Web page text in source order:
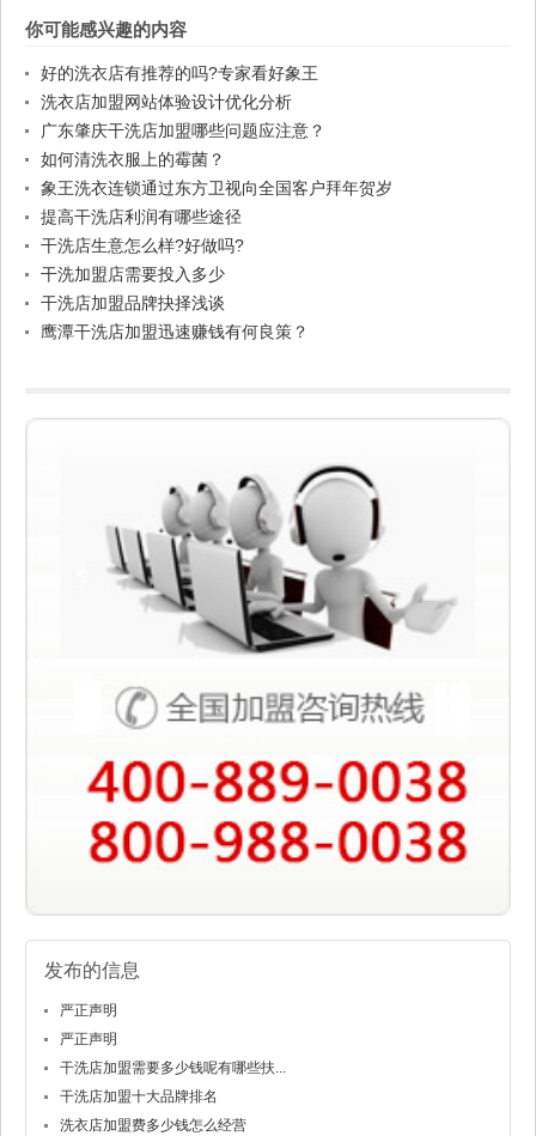
你可能感兴趣的内容
好的洗衣店有推荐的吗?专家看好象王
洗衣店加盟网站体验设计优化分析
广东肇庆干洗店加盟哪些问题应注意？
如何清洗衣服上的霉菌？
象王洗衣连锁通过东方卫视向全国客户拜年贺岁
提高干洗店利润有哪些途径
干洗店生意怎么样?好做吗?
干洗加盟店需要投入多少
干洗店加盟品牌抉择浅谈
鹰潭干洗店加盟迅速赚钱有何良策？
发布的信息
严正声明
严正声明
干洗店加盟需要多少钱呢有哪些扶...
干洗店加盟十大品牌排名
洗衣店加盟费多少钱怎么经营